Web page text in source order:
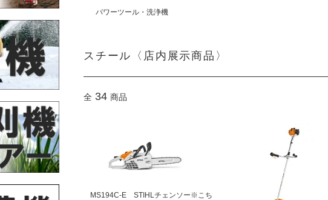
パワーツール・洗浄機
スチール〈店内展示商品〉
全 34 商品
MS194C-E STIHLチェンソー※こち